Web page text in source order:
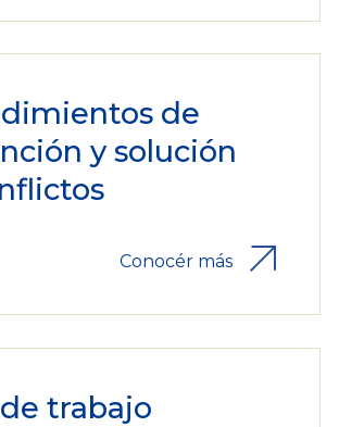
de
y solución
Conocér más
trabajo